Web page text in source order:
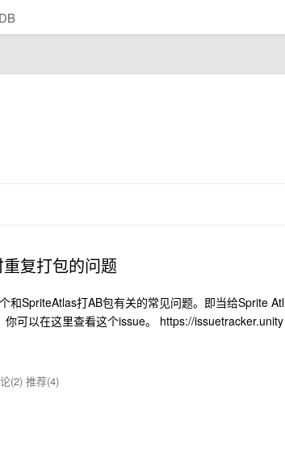
复打包的问题
和SpriteAtlas打AB包有关的常见问题。即当给Sprite Atl
可以在这里查看这个issue。 https://issuetracker.unity
(2) 推荐(4)